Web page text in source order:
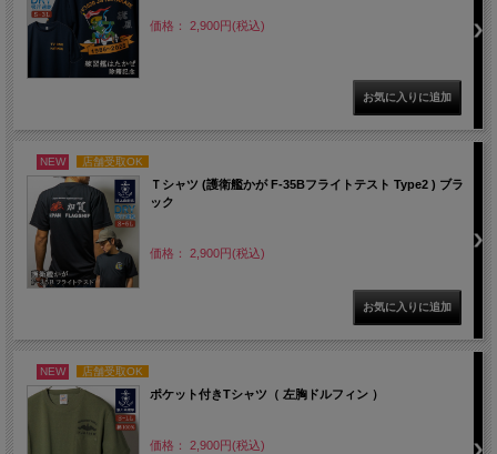
価格： 2,900円(税込)
NEW 店舗受取OK
Ｔシャツ (護衛艦かが F-35Bフライトテスト Type2 ) ブラ
ック
価格： 2,900円(税込)
NEW 店舗受取OK
ポケット付きTシャツ（ 左胸ドルフィン ）
価格： 2,900円(税込)